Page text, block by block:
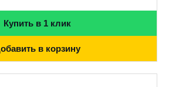
Купить в 1 клик
в корзину